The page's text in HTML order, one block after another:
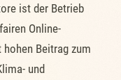
ist der Betrieb
Online-
Beitrag zum
und